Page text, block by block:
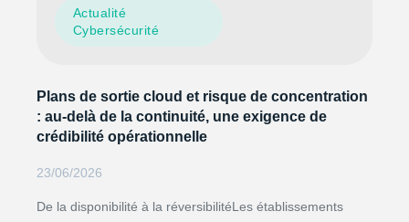
Actualité
Cybersécurité
Plans de sortie cloud et risque de concentration
: au-delà de la continuité, une exigence de
crédibilité opérationnelle
23/06/2026
De la disponibilité à la réversibilitéLes établissements